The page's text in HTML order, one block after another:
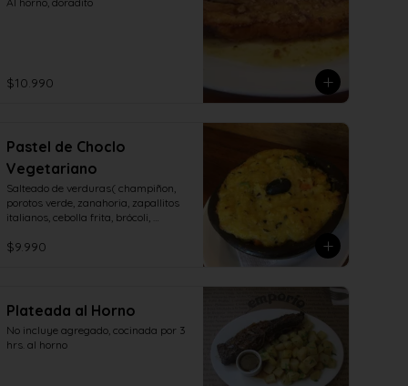
$10.990
Pastel de Choclo
Vegetariano
Salteado de verduras( champiñon,
porotos verde, zanahoria, zapallitos
italianos, cebolla frita, brócoli,
$9.990
Plateada al Horno
No incluye agregado, cocinada por 3
hrs. al horno